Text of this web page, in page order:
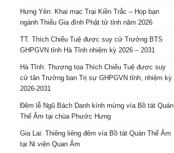
Hưng Yên: Khai mạc Trại Kiền Trắc – Họp bạn
ngành Thiếu Gia đình Phật tử tỉnh năm 2026
TT. Thích Chiếu Tuệ được suy cử Trưởng BTS
GHPGVN tỉnh Hà Tĩnh nhiệm kỳ 2026 – 2031
Hà Tĩnh: Thượng tọa Thích Chiếu Tuệ được suy
cử tân Trưởng ban Trị sự GHPGVN tỉnh, nhiệm kỳ
2026-2031
Đêm lễ Ngũ Bách Danh kính mừng vía Bồ tát Quán
Thế Âm tại chùa Phước Hưng
Gia Lai: Thiêng liêng đêm vía Bồ tát Quán Thế Âm
tại Ni viện Quan Âm